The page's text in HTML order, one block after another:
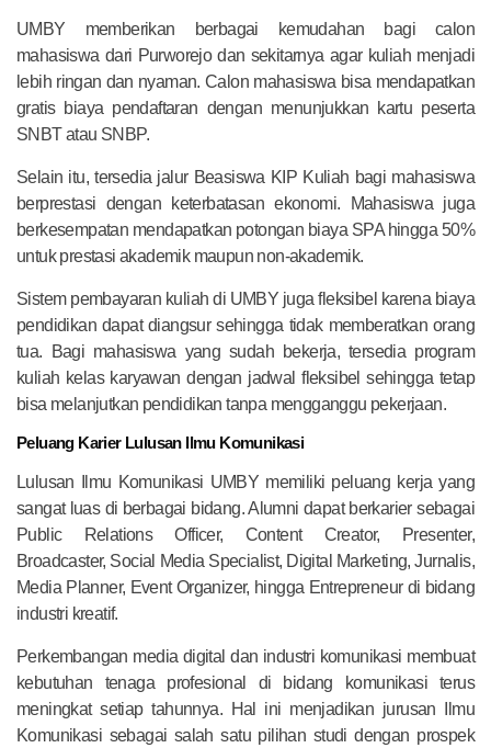
UMBY memberikan berbagai kemudahan bagi calon
mahasiswa dari Purworejo dan sekitarnya agar kuliah menjadi
lebih ringan dan nyaman. Calon mahasiswa bisa mendapatkan
gratis biaya pendaftaran dengan menunjukkan kartu peserta
SNBT atau SNBP.
Selain itu, tersedia jalur Beasiswa KIP Kuliah bagi mahasiswa
berprestasi dengan keterbatasan ekonomi. Mahasiswa juga
berkesempatan mendapatkan potongan biaya SPA hingga 50%
untuk prestasi akademik maupun non-akademik.
Sistem pembayaran kuliah di UMBY juga fleksibel karena biaya
pendidikan dapat diangsur sehingga tidak memberatkan orang
tua. Bagi mahasiswa yang sudah bekerja, tersedia program
kuliah kelas karyawan dengan jadwal fleksibel sehingga tetap
bisa melanjutkan pendidikan tanpa mengganggu pekerjaan.
Peluang Karier Lulusan Ilmu Komunikasi
Lulusan Ilmu Komunikasi UMBY memiliki peluang kerja yang
sangat luas di berbagai bidang. Alumni dapat berkarier sebagai
Public Relations Officer, Content Creator, Presenter,
Broadcaster, Social Media Specialist, Digital Marketing, Jurnalis,
Media Planner, Event Organizer, hingga Entrepreneur di bidang
industri kreatif.
Perkembangan media digital dan industri komunikasi membuat
kebutuhan tenaga profesional di bidang komunikasi terus
meningkat setiap tahunnya. Hal ini menjadikan jurusan Ilmu
Komunikasi sebagai salah satu pilihan studi dengan prospek